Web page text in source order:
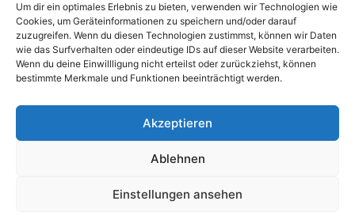
Um dir ein optimales Erlebnis zu bieten, verwenden wir Technologien wie
Cookies, um Geräteinformationen zu speichern und/oder darauf
zuzugreifen. Wenn du diesen Technologien zustimmst, können wir Daten
wie das Surfverhalten oder eindeutige IDs auf dieser Website verarbeiten.
Wenn du deine Einwillligung nicht erteilst oder zurückziehst, können
bestimmte Merkmale und Funktionen beeinträchtigt werden.
Akzeptieren
Ablehnen
Einstellungen ansehen
große Worte, einfach aus Überzeugung. Die Uplink-
Pharma GmbH & MZ-Datenservice e. K. erfüllten die
Liste fast vollständig und unterstützten damit viele Tiere
mit Futter, […]
06471 6264740
mail@uplink-pharma.com
Impressum